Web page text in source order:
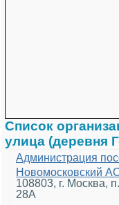
Список
улица (деревня
Администрация
Новомосковский
108803, г. Москва,
28А